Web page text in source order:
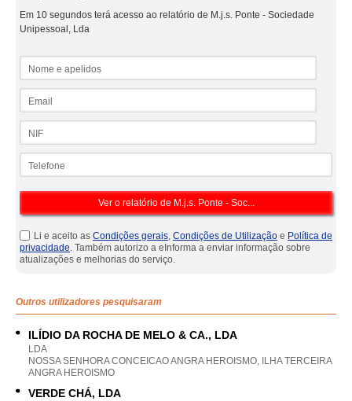
Em 10 segundos terá acesso ao relatório de M.j.s. Ponte - Sociedade
Unipessoal, Lda
Li e aceito as Condições gerais, Condições de Utilização e Política de
privacidade. Também autorizo a eInforma a enviar informação sobre
atualizações e melhorias do serviço.
Outros utilizadores pesquisaram
ILÍDIO DA ROCHA DE MELO & CA., LDA
LDA
NOSSA SENHORA CONCEICAO ANGRA HEROISMO, ILHA TERCEIRA
ANGRA HEROISMO
VERDE CHÁ, LDA